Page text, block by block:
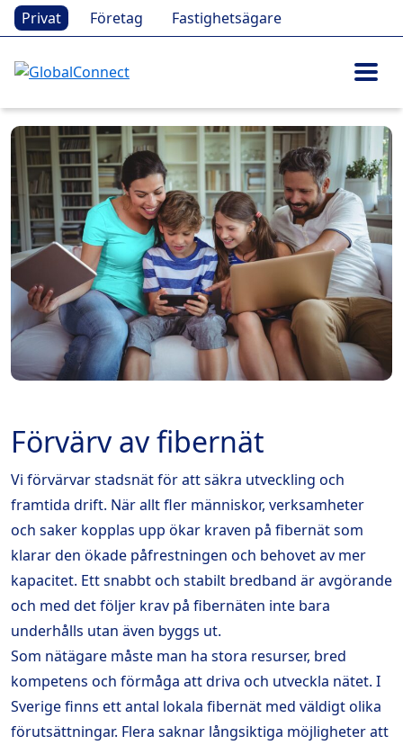
Privat Företag Fastighetsägare
Förvärv av fibernät
Vi förvärvar stadsnät för att säkra utveckling och
framtida drift. När allt fler människor, verksamheter
och saker kopplas upp ökar kraven på fibernät som
klarar den ökade påfrestningen och behovet av mer
kapacitet. Ett snabbt och stabilt bredband är avgörande
och med det följer krav på fibernäten inte bara
underhålls utan även byggs ut.
Som nätägare måste man ha stora resurser, bred
kompetens och förmåga att driva och utveckla nätet. I
Sverige finns ett antal lokala fibernät med väldigt olika
förutsättningar. Flera saknar långsiktiga möjligheter att